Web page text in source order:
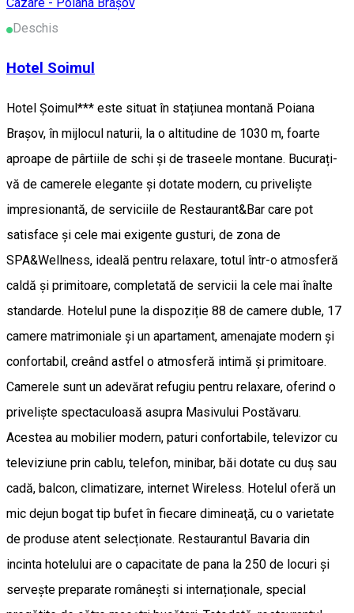
Deschis
Hotel Soimul
Hotel Șoimul*** este situat în stațiunea montană Poiana
Brașov, în mijlocul naturii, la o altitudine de 1030 m, foarte
aproape de pârtiile de schi și de traseele montane. Bucurați-
vă de camerele elegante și dotate modern, cu priveliște
impresionantă, de serviciile de Restaurant&Bar care pot
satisface și cele mai exigente gusturi, de zona de
SPA&Wellness, ideală pentru relaxare, totul într-o atmosferă
caldă și primitoare, completată de servicii la cele mai înalte
standarde. Hotelul pune la dispoziție 88 de camere duble, 17
camere matrimoniale și un apartament, amenajate modern și
confortabil, creând astfel o atmosferă intimă și primitoare.
Camerele sunt un adevărat refugiu pentru relaxare, oferind o
priveliște spectaculoasă asupra Masivului Postăvaru.
Acestea au mobilier modern, paturi confortabile, televizor cu
televiziune prin cablu, telefon, minibar, băi dotate cu duș sau
cadă, balcon, climatizare, internet Wireless. Hotelul oferă un
mic dejun bogat tip bufet în fiecare dimineaţă, cu o varietate
de produse atent selecționate. Restaurantul Bavaria din
incinta hotelului are o capacitate de pana la 250 de locuri și
servește preparate românești si internaționale, special